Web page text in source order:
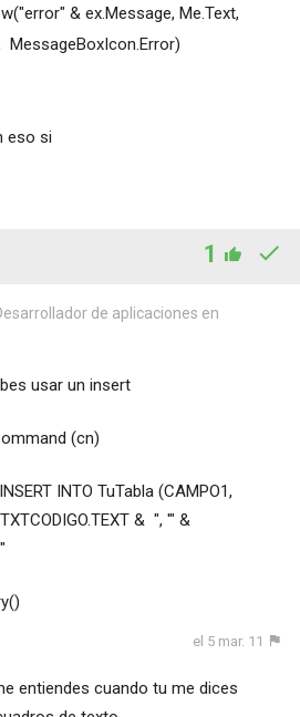
& ex.Message, Me.Text,
MessageBoxIcon.Error)
eso si
1
de aplicaciones en
usar un insert
(cn)
INTO TuTabla (CAMPO1,
& ", '" &
el 5 mar. 11
entiendes cuando tu me dices